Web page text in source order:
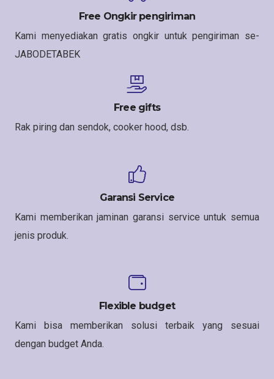
Free Ongkir pengiriman
Kami menyediakan gratis ongkir untuk pengiriman se-
JABODETABEK
Free gifts
Rak piring dan sendok, cooker hood, dsb.
Garansi Service
Kami memberikan jaminan garansi service untuk semua
jenis produk.
Flexible budget
Kami bisa memberikan solusi terbaik yang sesuai
dengan budget Anda.